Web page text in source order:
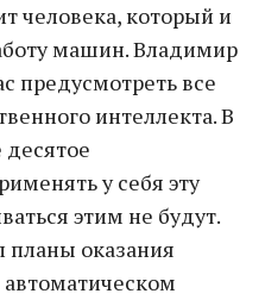
человека, который и
машин. Владимир
предусмотреть все
интеллекта. В
у себя эту
этим не будут.
планы оказания
автоматическом